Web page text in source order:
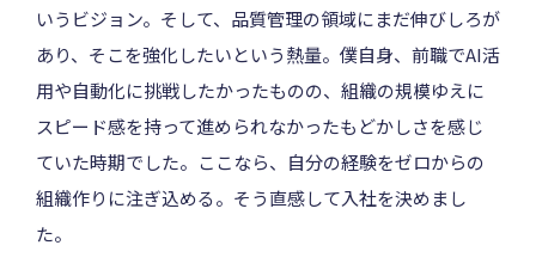
いうビジョン。そして、品質管理の領域にまだ伸びしろが
あり、そこを強化したいという熱量。僕自身、前職でAI活
用や自動化に挑戦したかったものの、組織の規模ゆえに
スピード感を持って進められなかったもどかしさを感じ
ていた時期でした。ここなら、自分の経験をゼロからの
組織作りに注ぎ込める。そう直感して入社を決めまし
た。